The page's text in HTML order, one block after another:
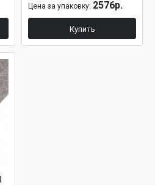
Цена за упаковку: 2576р.
Купить